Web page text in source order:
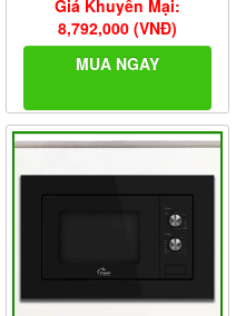
Giá Khuyến Mại:
8,792,000 (VNĐ)
MUA NGAY